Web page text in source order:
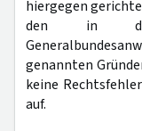
hiergegen
den in der
genannten
keine
auf.